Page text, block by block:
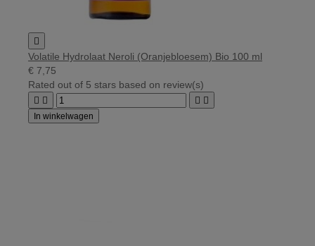

Volatile Hydrolaat Neroli (Oranjebloesem) Bio 100 ml
€ 7,75
Rated out of 5 stars based on review(s)
   
In winkelwagen